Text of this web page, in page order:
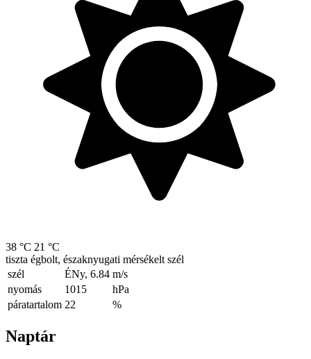
38 °C 21 °C
tiszta égbolt, északnyugati mérsékelt szél
szél
ÉNy, 6.84 m/s
nyomás
1015
hPa
páratartalom 22 %
Naptár